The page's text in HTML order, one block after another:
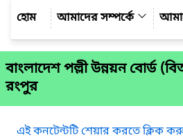
আমাদের সম্পর্কে
বাংলাদেশ পল্লী উন্নয়ন বোর্ড
রংপুর
এই কনটেন্টটি শেয়ার করতে ক্লিক